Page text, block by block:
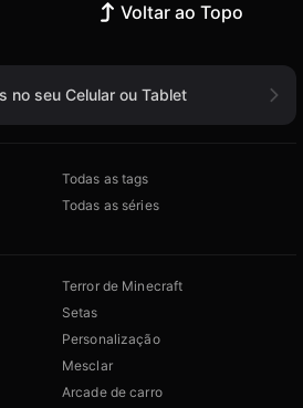
Voltar ao Topo
no seu Celular ou Tablet
Todas as tags
Todas as séries
Terror de Minecraft
Setas
Personalização
Mesclar
Arcade de carro